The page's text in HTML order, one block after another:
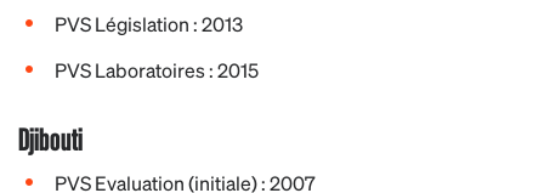
PVS Législation : 2013
PVS Laboratoires : 2015
Djibouti
PVS Evaluation (initiale) : 2007